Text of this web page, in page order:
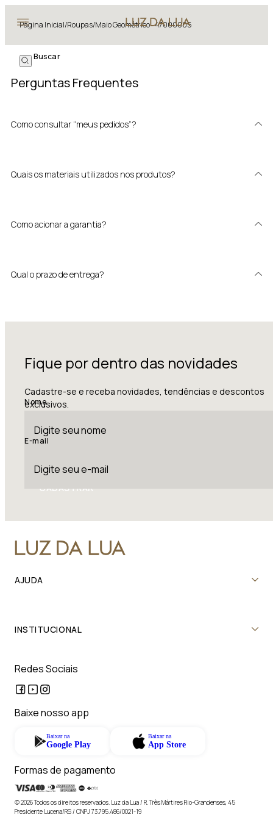
Página Inicial/Roupas/Maio Geométrico - 47000005
Perguntas Frequentes
Como consultar “meus pedidos”?
Quais os materiais utilizados nos produtos?
Como acionar a garantia?
Qual o prazo de entrega?
Fique por dentro das novidades
Cadastre-se e receba novidades, tendências e descontos
exclusivos.
Nome
E-mail
CADASTRAR
AJUDA
INSTITUCIONAL
Redes Sociais
Baixe nosso app
Baixar na
Google Play
Baixar na
App Store
Formas de pagamento
© 2026 Todos os direitos reservados. Luz da Lua / R. Três Mártires Rio-Grandenses, 45
Presidente Lucena/RS / CNPJ 73.795.486/0021-19